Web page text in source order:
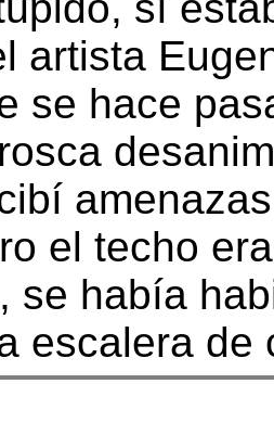
artista
se hace
el techo
se había
escalera de